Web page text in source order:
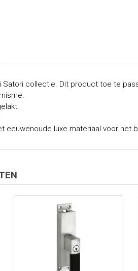
Satori collectie. Dit product toe te
eeuwenoude luxe materiaal voor het